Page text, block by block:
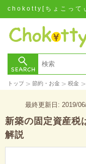
chokotty[ちょこって
トップ > 節約・お金 > 税金 >
最終更新日: 2019/
新築の固定資産税
解説